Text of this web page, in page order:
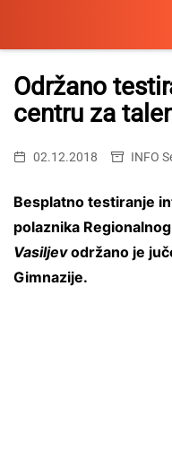
Skip
content
Održano
centru za
02.12.2018 INFO
Besplatno testiranje
polaznika
Vasiljevodržano je
Gimnazije.